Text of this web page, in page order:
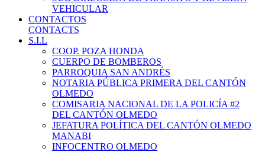
VEHICULAR
CONTACTOS
CONTACTS
S.I.L
COOP. POZA HONDA
CUERPO DE BOMBEROS
PARROQUIA SAN ANDRÉS
NOTARIA PÚBLICA PRIMERA DEL CANTÓN
OLMEDO
COMISARIA NACIONAL DE LA POLICÍA #2
DEL CANTÓN OLMEDO
JEFATURA POLÍTICA DEL CANTÓN OLMEDO
MANABI
INFOCENTRO OLMEDO